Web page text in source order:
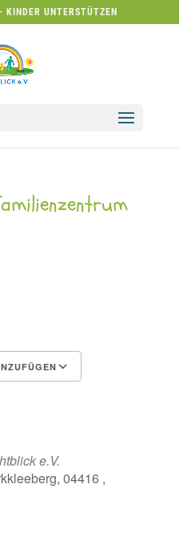
KINDER UNTERSTÜTZEN
e.V.
04416 ,